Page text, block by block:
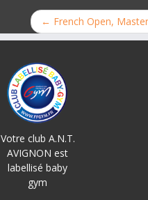
← French Open,
Votre club A.N.T.
AVIGNON est
labellisé baby
gym